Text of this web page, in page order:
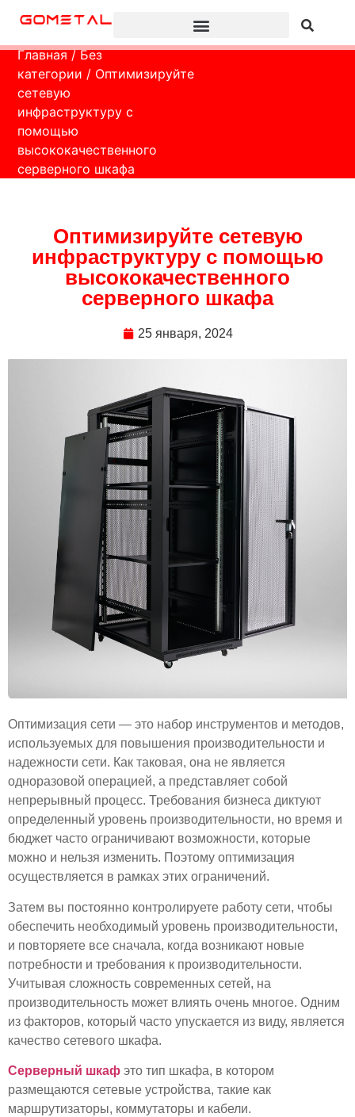
Главная/Без
категории / Оптимизируйте
сетевую
инфраструктуру с
помощью
высококачественного
серверного шкафа
Оптимизируйте сетевую
инфраструктуру с помощью
высококачественного
серверного шкафа
25 января, 2024
Оптимизация сети — это набор инструментов и методов,
используемых для повышения производительности и
надежности сети. Как таковая, она не является
одноразовой операцией, а представляет собой
непрерывный процесс. Требования бизнеса диктуют
определенный уровень производительности, но время и
бюджет часто ограничивают возможности, которые
можно и нельзя изменить. Поэтому оптимизация
осуществляется в рамках этих ограничений.
Затем вы постоянно контролируете работу сети, чтобы
обеспечить необходимый уровень производительности,
и повторяете все сначала, когда возникают новые
потребности и требования к производительности.
Учитывая сложность современных сетей, на
производительность может влиять очень многое. Одним
из факторов, который часто упускается из виду, является
качество сетевого шкафа.
Серверный шкаф это тип шкафа, в котором
размещаются сетевые устройства, такие как
маршрутизаторы, коммутаторы и кабели.